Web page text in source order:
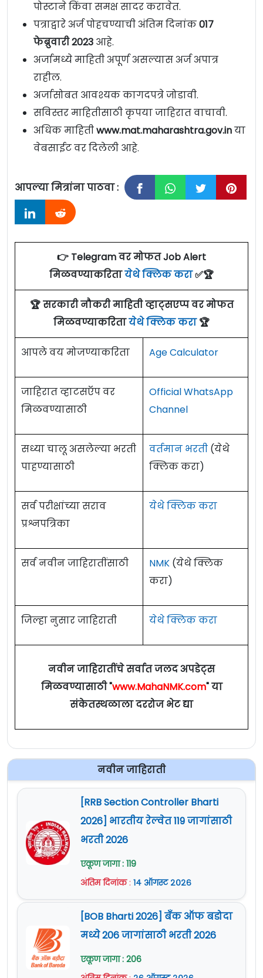
पोस्टाने किंवा समक्ष सादर करावेत.
पत्राद्वारे अर्ज पोहचण्याची अंतिम दिनांक017
फेब्रुवारी 2023 आहे.
अर्जामध्ये माहिती अपूर्ण असल्यास अर्ज अपात्र
राहील.
अर्जासोबत आवश्यक कागदपत्रे जोडावी.
सविस्तर माहितीसाठी कृपया जाहिरात वाचावी.
अधिक माहितीwww.mat.maharashtra.gov.inया
वेबसाईट वर दिलेली आहे.
आपल्या मित्रांना पाठवा :
👉 Telegram वर मोफत Job Alert
मिळवण्याकरितायेथे क्लिक करा✅🏆
🏆 सरकारी नौकरी माहिती व्हाट्सएप्प वर मोफत
मिळवण्याकरितायेथे क्लिक करा🏆
आपले वय मोजण्याकरिता Age Calculator
जाहिरात व्हाटसऍप वर
मिळवण्यासाठी
Official WhatsApp
Channel
सध्या चालू असलेल्या भरती
पाहण्यासाठी
वर्तमान भरती (येथे
क्लिक करा)
सर्व परीक्षांच्या सराव
प्रश्नपत्रिका
येथे क्लिक करा
सर्व नवीन जाहिरातींसाठी NMK (येथे क्लिक
करा)
जिल्हा नुसार जाहिराती येथे क्लिक करा
नवीन जाहिरातींचे सर्वात जलद अपडेट्स
मिळवण्यासाठी "www.MahaNMK.com" या
संकेतस्थळाला दररोज भेट द्या
नवीन जाहिराती
[RRB Section Controller Bharti
2026] भारतीय रेल्वेत 119 जागांसाठी
भरती 2026
एकूण जागा : 119
अंतिम दिनांक: १४ ऑगस्ट २०२६
[BOB Bharti 2026] बँक ऑफ बडोदा
मध्ये 206 जागांसाठी भरती 2026
एकूण जागा : 206